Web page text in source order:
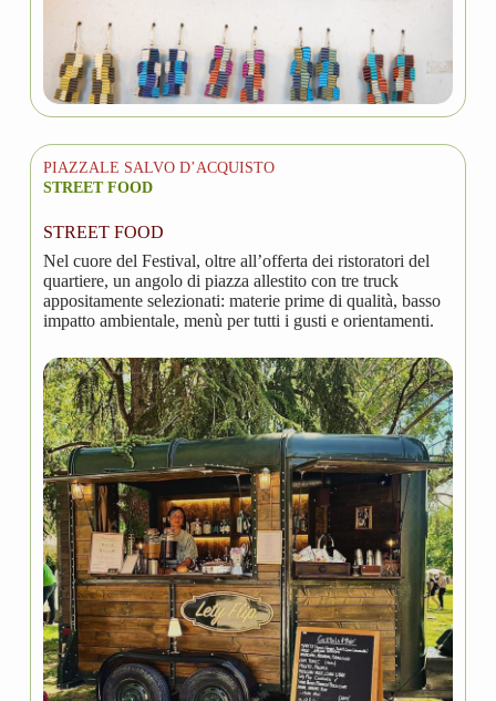
PIAZZALE SALVO D’ACQUISTO
STREET FOOD
STREET FOOD
Nel cuore del Festival, oltre all’offerta dei ristoratori del
quartiere, un angolo di piazza allestito con tre truck
appositamente selezionati: materie prime di qualità, basso
impatto ambientale, menù per tutti i gusti e orientamenti.